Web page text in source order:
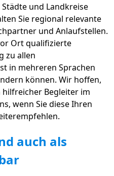
hilft mit vielen Tipps
in die Arbeitswelt
in vielen Bereichen
und Deutschlernen
nun auch in den
verfügbar
hilft bei erfolgreichem
Verständnis
Greifwald
und Landkreise
Sie regional relevante
und Anlaufstellen.
Ort qualifizierte
zu allen
in mehreren Sprachen
können. Wir hoffen,
hilfreicher Begleiter im
wenn Sie diese Ihren
auch als